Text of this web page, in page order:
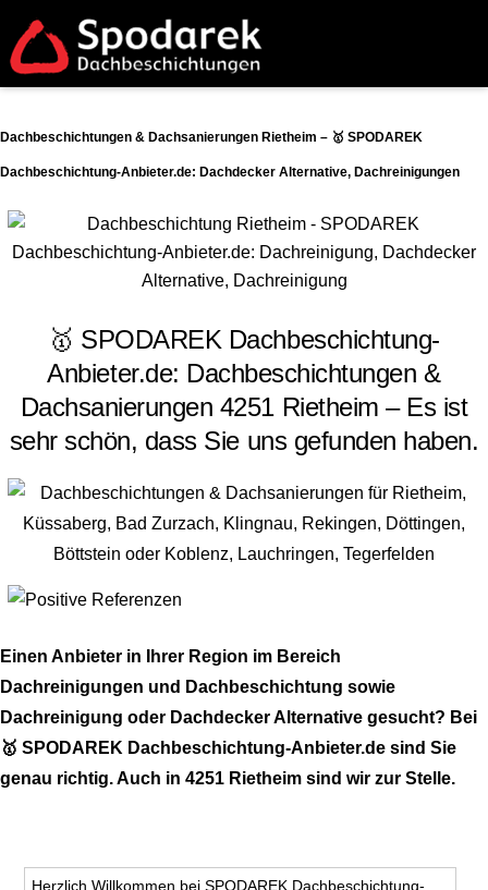
Dachbeschichtungen & Dachsanierungen Rietheim – 🥇 SPODAREK
Dachbeschichtung-Anbieter.de: Dachdecker Alternative, Dachreinigungen
🥇 SPODAREK Dachbeschichtung-
Anbieter.de: Dachbeschichtungen &
Dachsanierungen 4251 Rietheim – Es ist
sehr schön, dass Sie uns gefunden haben.
Einen Anbieter in Ihrer Region im Bereich
Dachreinigungen und Dachbeschichtung sowie
Dachreinigung oder Dachdecker Alternative gesucht? Bei
🥇 SPODAREK Dachbeschichtung-Anbieter.de sind Sie
genau richtig. Auch in 4251 Rietheim sind wir zur Stelle.
Herzlich Willkommen bei SPODAREK Dachbeschichtung-